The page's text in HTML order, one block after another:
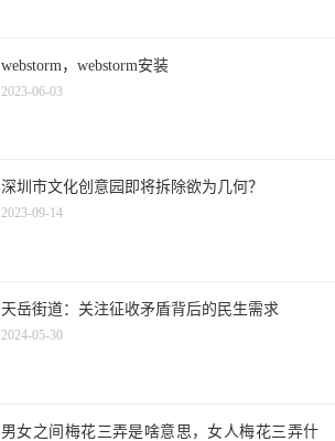
webstorm，webstorm安装
2023-06-03
深圳市文化创意园即将拆除欲为几何？
2023-09-14
天岳街道：关注征收矛盾背后的民生需求
2024-05-30
男女之间梅花三弄是啥意思，女人梅花三弄什